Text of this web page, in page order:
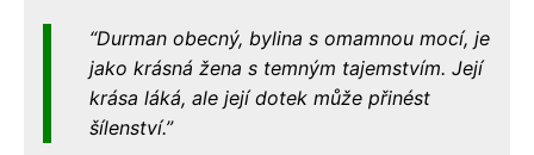
Durman obecný, bylina s omamnou mocí, je
jako krásná žena s temným tajemstvím. Její
krása láká, ale její dotek může přinést
šílenství.